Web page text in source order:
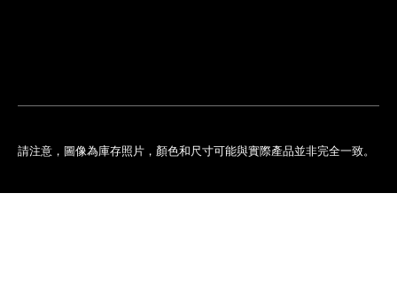
請注意，圖像為庫存照片，顏色和尺寸可能與實際產品並非完全一致。